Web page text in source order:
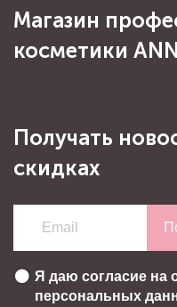
Магазин
косметики
Получать
скидках
Я даю согласие на
персональных